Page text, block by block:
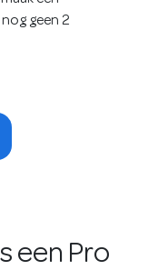
geen 2
een Pro